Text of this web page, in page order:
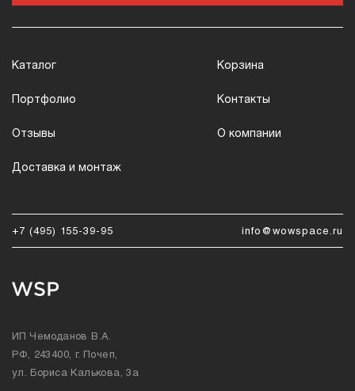
Каталог Корзина
Портфолио Контакты
Отзывы О компании
Доставка и монтаж
+7 (495) 155-39-95 info@wowspace.ru
ИП Чемоданов В.А.
РФ, 243400, г. Почеп,
ул. Бориса Калькова, 3а